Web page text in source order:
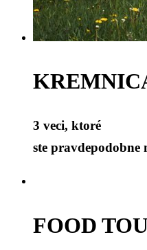
3 veci, ktoré
ste pravdepodobne
FOOD